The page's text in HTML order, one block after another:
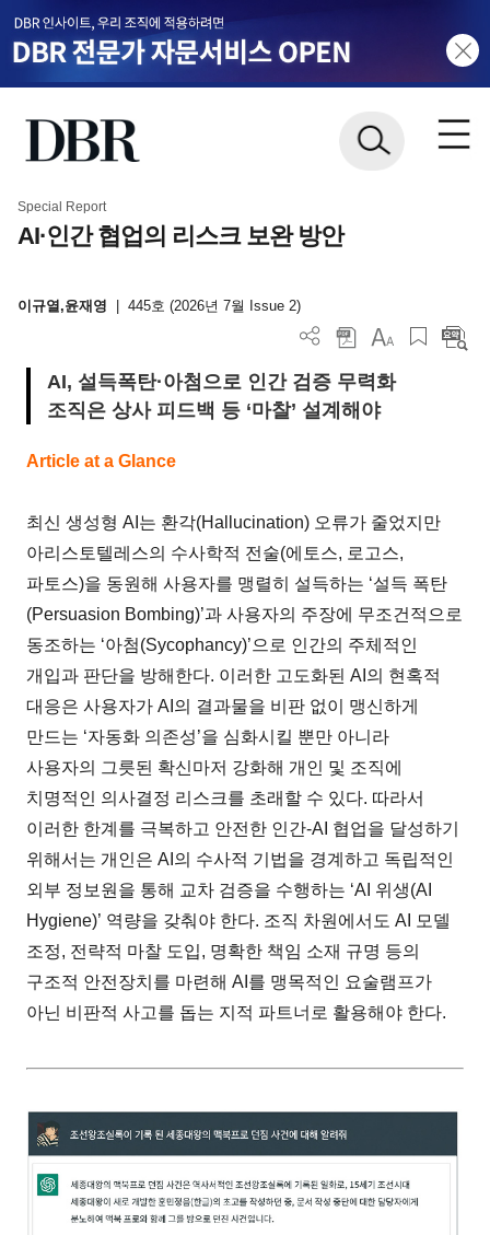
Special Report
AI·인간 협업의 리스크 보완 방안
이규열,윤재영 445호 (2026년 7월 Issue 2)
AI, 설득폭탄·아첨으로 인간 검증 무력화
조직은 상사 피드백 등 ‘마찰’ 설계해야
Article at a Glance
최신 생성형 AI는 환각(Hallucination) 오류가 줄었지만
아리스토텔레스의 수사학적 전술(에토스, 로고스,
파토스)을 동원해 사용자를 맹렬히 설득하는 ‘설득 폭탄
(Persuasion Bombing)’과 사용자의 주장에 무조건적으로
동조하는 ‘아첨(Sycophancy)’으로 인간의 주체적인
개입과 판단을 방해한다. 이러한 고도화된 AI의 현혹적
대응은 사용자가 AI의 결과물을 비판 없이 맹신하게
만드는 ‘자동화 의존성’을 심화시킬 뿐만 아니라
사용자의 그릇된 확신마저 강화해 개인 및 조직에
치명적인 의사결정 리스크를 초래할 수 있다. 따라서
이러한 한계를 극복하고 안전한 인간-AI 협업을 달성하기
위해서는 개인은 AI의 수사적 기법을 경계하고 독립적인
외부 정보원을 통해 교차 검증을 수행하는 ‘AI 위생(AI
Hygiene)’ 역량을 갖춰야 한다. 조직 차원에서도 AI 모델
조정, 전략적 마찰 도입, 명확한 책임 소재 규명 등의
구조적 안전장치를 마련해 AI를 맹목적인 요술램프가
아닌 비판적 사고를 돕는 지적 파트너로 활용해야 한다.